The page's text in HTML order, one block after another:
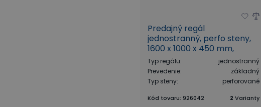
Predajný regál
jednostranný, perfo steny,
1600 x 1000 x 450 mm,
základná, biela
Typ regálu:
jednostranný
Prevedenie:
základný
Typ steny: perforované
Kód tovaru: 926042 2 Varianty